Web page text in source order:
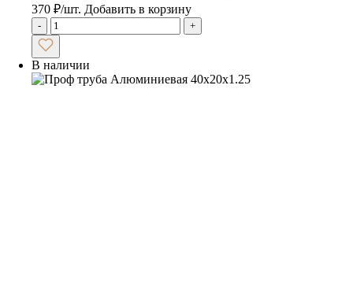
370 ₽/шт. Добавить в корзину
- +
В наличии